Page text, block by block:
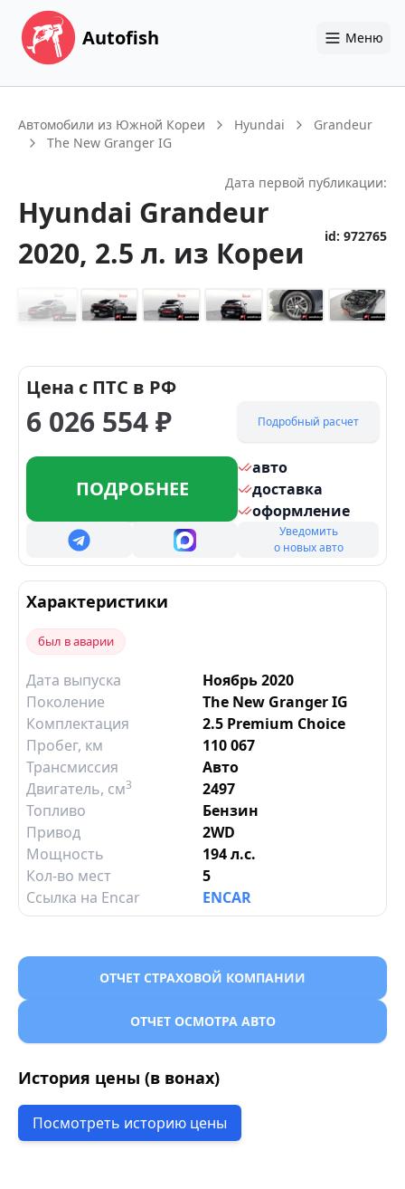
Autofish Меню
Автомобили из Южной Кореи Hyundai
Grandeur
The New Granger IG
Дата первой публикации:
Hyundai Grandeur
2020, 2.5 л. из Кореи id: 972765
Цена с ПТС в РФ
6 026 554₽ Подробный расчет
ПОДРОБНЕЕ
авто
доставка
оформление
Уведомить
о новых авто
Характеристики
был в аварии
Дата выпуска
Ноябрь 2020
Поколение
The New Granger IG
Комплектация
2.5 Premium Choice
Пробег, км
110 067
Трансмиссия
Авто
Двигатель, см3
2497
Топливо
Бензин
Привод
2WD
Мощность
194 л.с.
Кол-во мест
5
Ссылка на Encar
ENCAR
ОТЧЕТ СТРАХОВОЙ КОМПАНИИ
ОТЧЕТ ОСМОТРА АВТО
История цены (в вонах)
Посмотреть историю цены